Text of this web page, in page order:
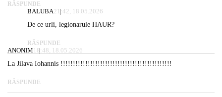
RĂSPUNDE
BALUBA21:42, 18.05.2026
De ce urli, legionarule HAUR?
RĂSPUNDE
ANONIM 18:48, 18.05.2026
La Jilava Iohannis !!!!!!!!!!!!!!!!!!!!!!!!!!!!!!!!!!!!!!!!!!!!!
RĂSPUNDE